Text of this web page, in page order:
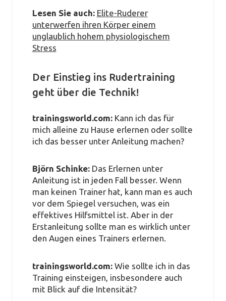
Lesen Sie auch: Elite-Ruderer
unterwerfen ihren Körper einem
unglaublich hohem physiologischem
Stress
Der Einstieg ins Rudertraining
geht über die Technik!
trainingsworld.com: Kann ich das für
mich alleine zu Hause erlernen oder sollte
ich das besser unter Anleitung machen?
Björn Schinke: Das Erlernen unter
Anleitung ist in jeden Fall besser. Wenn
man keinen Trainer hat, kann man es auch
vor dem Spiegel versuchen, was ein
effektives Hilfsmittel ist. Aber in der
Erstanleitung sollte man es wirklich unter
den Augen eines Trainers erlernen.
trainingsworld.com: Wie sollte ich in das
Training einsteigen, insbesondere auch
mit Blick auf die Intensität?